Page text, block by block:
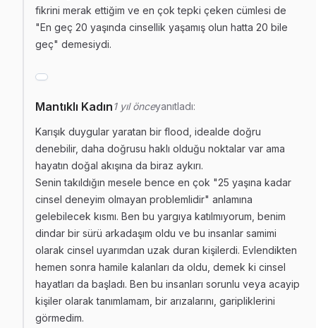
fikrini merak ettiğim ve en çok tepki çeken cümlesi de
"En geç 20 yaşında cinsellik yaşamış olun hatta 20 bile
geç" demesiydi.
Mantıklı Kadın1 yıl önceyanıtladı:
Karışık duygular yaratan bir flood, idealde doğru
denebilir, daha doğrusu haklı olduğu noktalar var ama
hayatın doğal akışına da biraz aykırı.
Senin takıldığın mesele bence en çok "25 yaşına kadar
cinsel deneyim olmayan problemlidir" anlamına
gelebilecek kısmı. Ben bu yargıya katılmıyorum, benim
dindar bir sürü arkadaşım oldu ve bu insanlar samimi
olarak cinsel uyarımdan uzak duran kişilerdi. Evlendikten
hemen sonra hamile kalanları da oldu, demek ki cinsel
hayatları da başladı. Ben bu insanları sorunlu veya acayip
kişiler olarak tanımlamam, bir arızalarını, garipliklerini
görmedim.